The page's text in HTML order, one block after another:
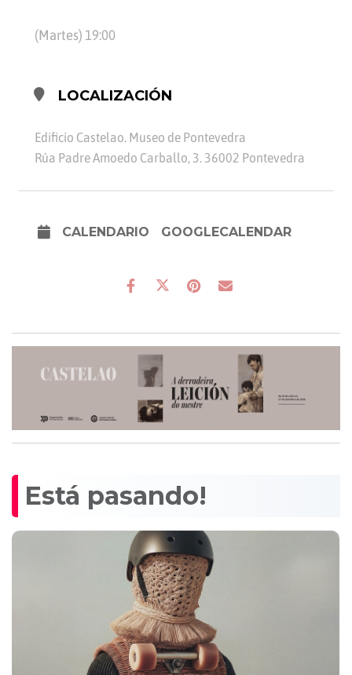
(Martes) 19:00
LOCALIZACIÓN
Edificio Castelao. Museo de Pontevedra
Rúa Padre Amoedo Carballo, 3. 36002 Pontevedra
CALENDARIO GOOGLECALENDAR
Está pasando!